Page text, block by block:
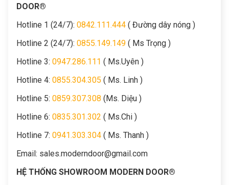
DOOR®
Hotline 1 (24/7): 0842.111.444 ( Đường dây nóng )
Hotline 2 (24/7): 0855.149.149 ( Ms Trọng )
Hotline 3: 0947.286.111 ( Ms.Uyên )
Hotline 4: 0855.304.305 ( Ms. Linh )
Hotline 5: 0859.307.308 (Ms. Diệu )
Hotline 6: 0835.301.302 ( Ms.Chi )
Hotline 7: 0941.303.304 ( Ms. Thanh )
Email: sales.moderndoor@gmail.com
HỆ THỐNG SHOWROOM MODERN DOOR®